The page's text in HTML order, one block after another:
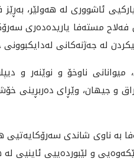
سێشەممە 2024/12/17 لە پاتریارکیی
مستەفا یاریدەدەری
لە جەژنەکانی
ناوخۆ و نوێنەر و
و جیهان، وێڕای دەربڕینی
بە ناوی شاندی سەرۆکایەتیی
و لێبوردەییی ئاینیی